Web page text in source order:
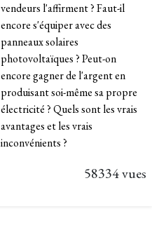
vendeurs l'affirment ? Faut-il
encore s'équiper avec des
panneaux solaires
photovoltaïques ? Peut-on
encore gagner de l'argent en
produisant soi-même sa propre
électricité ? Quels sont les vrais
avantages et les vrais
inconvénients ?
58334 vues